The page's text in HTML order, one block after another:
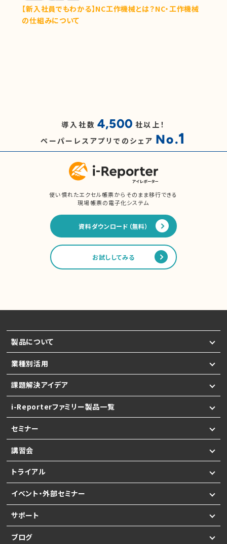
【新入社員でもわかる】NC工作機械とは？NC・工作機械
の仕組みについて
導入社数 4,500 社以上！
ペーパーレスアプリでのシェア No.1
使い慣れたエクセル帳票からそのまま移行できる
現場帳票の電子化システム
資料ダウンロード（無料）
お試ししてみる
製品について
業種別活用
課題解決アイデア
i-Reporterファミリー製品一覧
セミナー
講習会
トライアル
イベント・外部セミナー
サポート
ブログ